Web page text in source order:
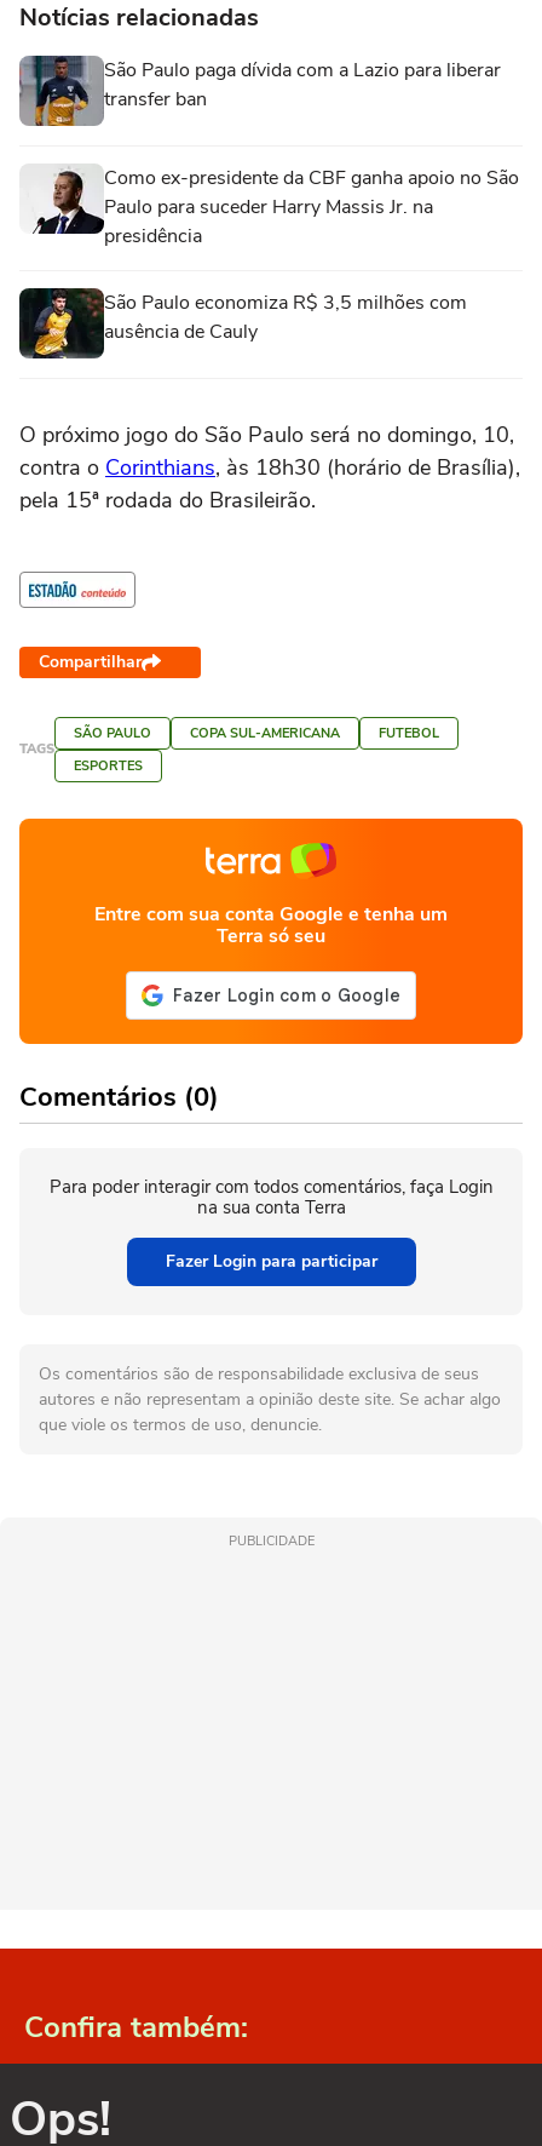
Notícias relacionadas
São Paulo paga dívida com a Lazio para liberar
transfer ban
Como ex-presidente da CBF ganha apoio no São
Paulo para suceder Harry Massis Jr. na
presidência
São Paulo economiza R$ 3,5 milhões com
ausência de Cauly
O próximo jogo do São Paulo será no domingo, 10,
contra o Corinthians, às 18h30 (horário de Brasília),
pela 15ª rodada do Brasileirão.
Compartilhar
TAGS
SÃO PAULO COPA SUL-AMERICANA
FUTEBOL
ESPORTES
Entre com sua conta Google e tenha um
Terra só seu
Comentários (0)
Para poder interagir com todos comentários, faça Login
na sua conta Terra
Fazer Login para participar
Os comentários são de responsabilidade exclusiva de seus
autores e não representam a opinião deste site. Se achar algo
que viole os termos de uso, denuncie.
PUBLICIDADE
Confira também:
Ops!